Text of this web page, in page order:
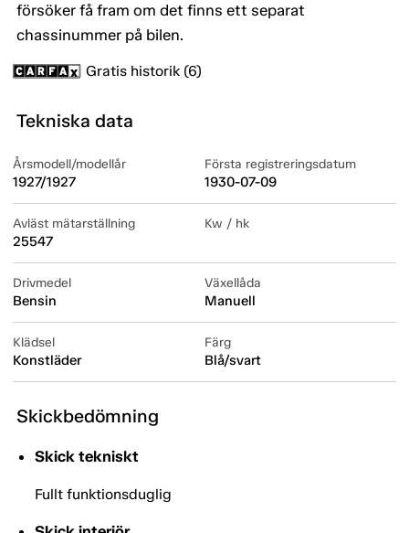
försöker få fram om det finns ett separat
chassinummer på bilen.
Gratis historik (6)
Tekniska data
Årsmodell/modellår
1927/1927
Första registreringsdatum
1930-07-09
Avläst mätarställning
25547
Kw / hk
Drivmedel
Bensin
Växellåda
Manuell
Klädsel
Konstläder
Färg
Blå/svart
Skickbedömning
Skick tekniskt
Fullt funktionsduglig